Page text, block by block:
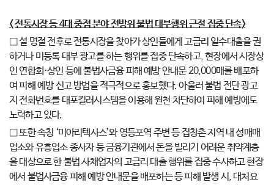
<전통시장 등4대 중점 분야 전방위 불법 대부행위 근절 집중 단속>
□ 설 명절 전후로 전통시장을 찾아가 상인들에게 고금리 일수대출을 권
하거나 미등록 대부 광고를 하는 행위를 집중 단속하고, 현장에서 시장상
인 연합회·상인 등에 불법사금융 피해 예방 안내문 20,000매를 배포하
여 피해 예방 신고 방법을 적극적으로 홍보했다. 아울러 불법 전단 광고
지 전화번호를 대포킬러시스템을 이용해 원천 차단하여 피해 예방에도
노력하고 있다.
□ 또한 속칭 ‘미아리텍사스’와 영등포역 주변 등 집창촌 지역 내 성매매
업소와 유흥업소 종사자 등 금융기관에서 돈을 빌리기 어려운 취약계층
을 대상으로 한 불법 사채업자의 고금리 대출 행위를 집중 수사하고 현장
에서 불법사금융 피해 예방 안내문을 배포하는 등 피해 발생 시, 대처요